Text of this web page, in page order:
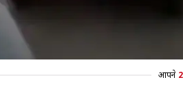
में बदला गया है कि कोई भी
आपने